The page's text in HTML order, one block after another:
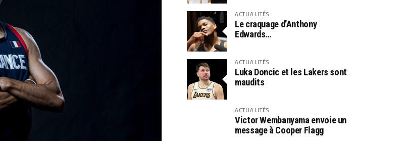
ACTUALITÉS
Le craquage d’Anthony
Edwards…
ACTUALITÉS
Luka Doncic et les Lakers sont
maudits
ACTUALITÉS
Victor Wembanyama envoie un
message à Cooper Flagg